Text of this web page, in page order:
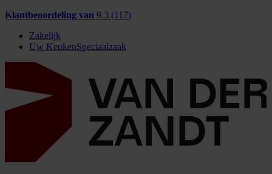
Klantbeoordeling van 9.3 (117)
Zakelijk
Uw KeukenSpeciaalzaak